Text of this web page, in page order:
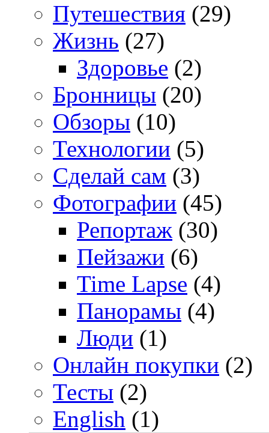
Путешествия (29)
Жизнь (27)
Здоровье (2)
Бронницы (20)
Обзоры (10)
Технологии (5)
Сделай сам (3)
Фотографии (45)
Репортаж (30)
Пейзажи (6)
Time Lapse (4)
Панорамы (4)
Люди (1)
Онлайн покупки (2)
Тесты (2)
English (1)